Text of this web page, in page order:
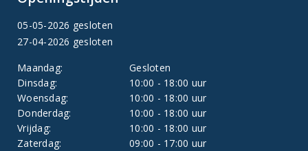
05-05-2026 gesloten
27-04-2026 gesloten
Maandag:
Gesloten
Dinsdag:
10:00 - 18:00 uur
Woensdag:
10:00 - 18:00 uur
Donderdag:
10:00 - 18:00 uur
Vrijdag:
10:00 - 18:00 uur
Zaterdag:
09:00 - 17:00 uur